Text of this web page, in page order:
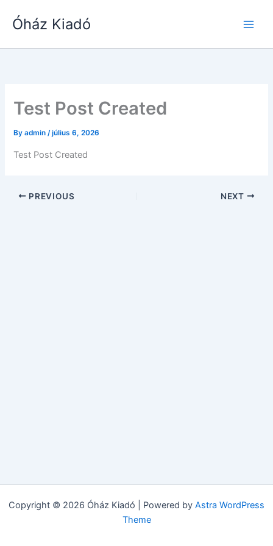
Óház Kiadó
Test Post Created
Byadmin/július 6, 2026
Test Post Created
PREVIOUS NEXT
Copyright © 2026 Óház Kiadó | Powered by Astra WordPress
Theme